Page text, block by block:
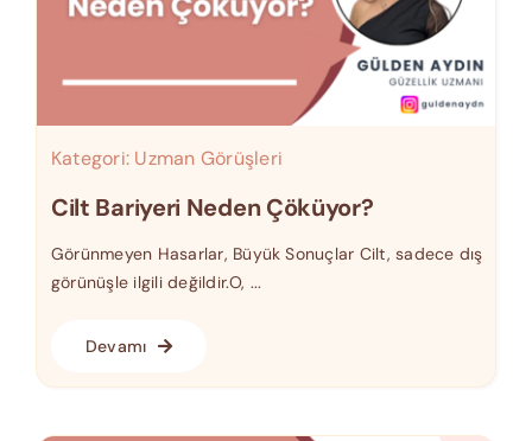
Kategori: Uzman Görüşleri
Cilt Bariyeri Neden Çöküyor?
Görünmeyen Hasarlar, Büyük Sonuçlar Cilt, sadece dış
görünüşle ilgili değildir.O, ...
Devamı